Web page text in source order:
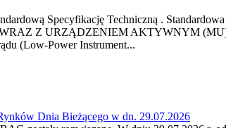
Specyfikację Techniczną .
Z URZĄDZENIEM AKTYWNYM (MU)
(Low-Power Instrument...
Dnia Bieżącego w dn. 29.07.2026